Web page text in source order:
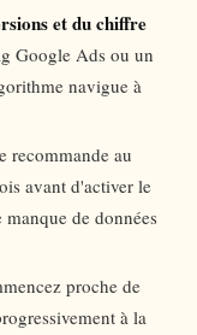
et du chiffre
Google Ads ou un
navigue à
recommande au
avant d'activer le
de données
proche de
à la